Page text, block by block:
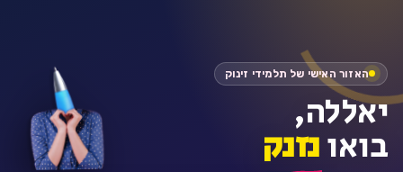
האזור האישי של תלמידי זינוק
יאללה,
בואונזנק